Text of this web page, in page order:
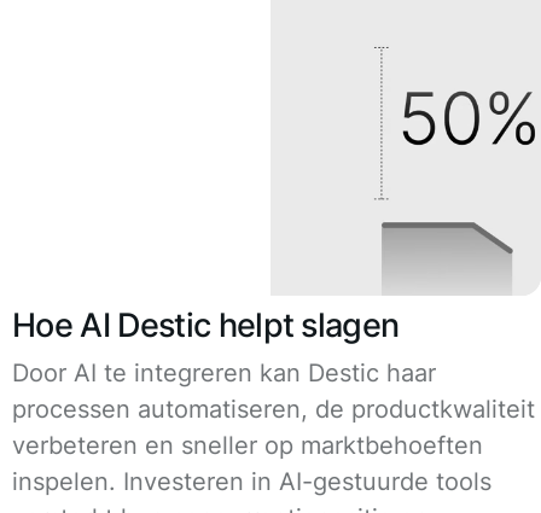
Hoe AI Destic helpt slagen
Door AI te integreren kan Destic haar
processen automatiseren, de productkwaliteit
verbeteren en sneller op marktbehoeften
inspelen. Investeren in AI-gestuurde tools